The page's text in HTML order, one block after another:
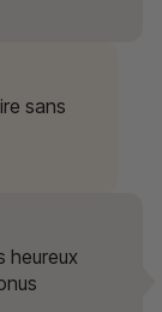
sans
heureux